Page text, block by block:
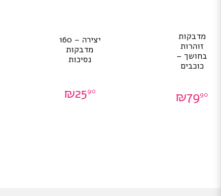
מדבקות
זוהרות
בחושך –
כוכבים
₪7990
יצירה – 160
מדבקות
נסיכות
₪2590